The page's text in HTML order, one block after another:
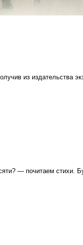
из издательства
— почитаем стихи.